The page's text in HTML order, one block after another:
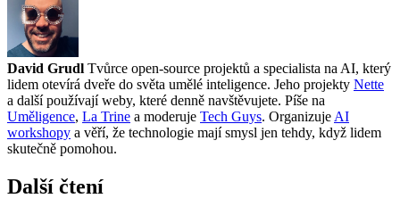
David Grudl Tvůrce open-source projektů a specialista na AI, který
lidem otevírá dveře do světa umělé inteligence. Jeho projekty Nette
a další používají weby, které denně navštěvujete. Píše na
Uměligence, La Trine a moderuje Tech Guys. Organizuje AI
workshopy a věří, že technologie mají smysl jen tehdy, když lidem
skutečně pomohou.
Další čtení